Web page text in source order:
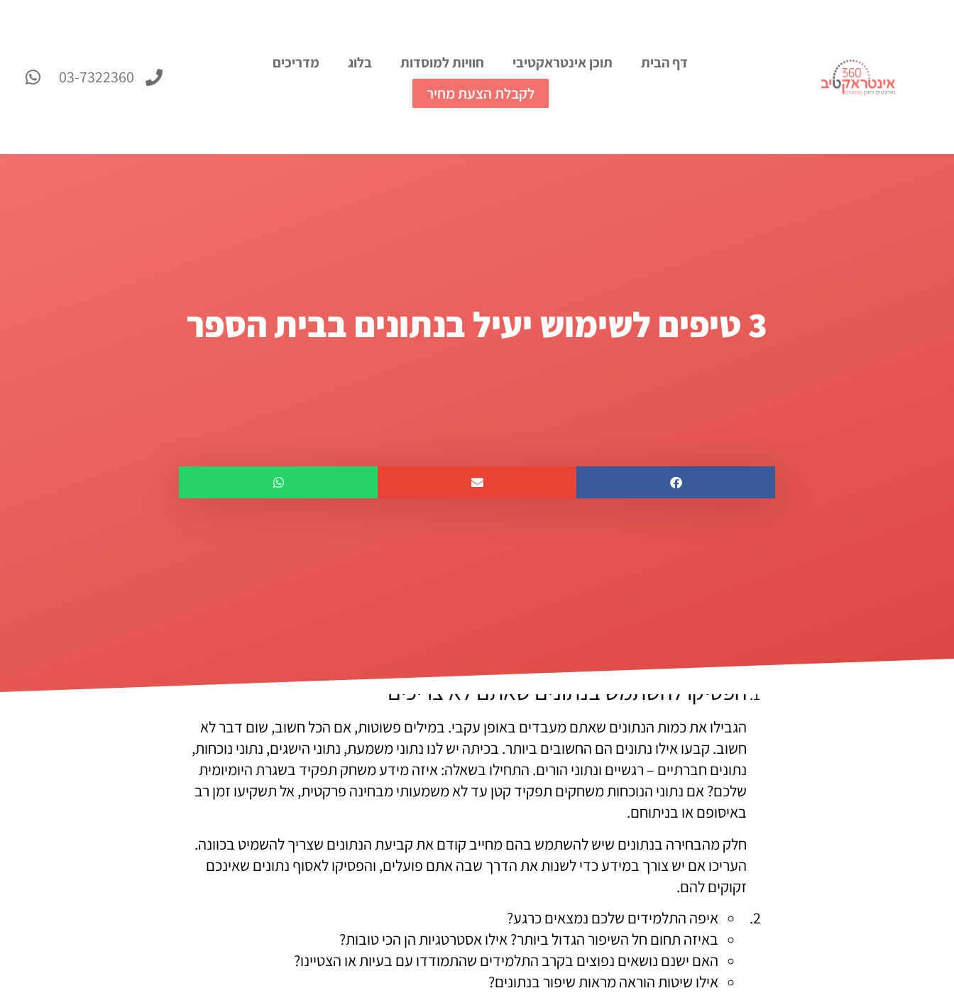
דף הבית תוכן אינטראקטיבי חוויות למוסדות בלוג מדריכים
לקבלת הצעת מחיר
03-7322360
3 טיפים לשימוש יעיל בנתונים בבית הספר
הפסיקו להשתמש בנתונים שאתם לא צריכים
הגבילו את כמות הנתונים שאתם מעבדים באופן עקבי. במילים פשוטות, אם הכל חשוב, שום דבר לא
חשוב. קבעו אילו נתונים הם החשובים ביותר. בכיתה יש לנו נתוני משמעת, נתוני הישגים, נתוני נוכחות,
נתונים חברתיים – רגשיים ונתוני הורים. התחילו בשאלה: איזה מידע משחק תפקיד בשגרת היומיומית
שלכם? אם נתוני הנוכחות משחקים תפקיד קטן עד לא משמעותי מבחינה פרקטית, אל תשקיעו זמן רב
באיסופם או בניתוחם.
חלק מהבחירה בנתונים שיש להשתמש בהם מחייב קודם את קביעת הנתונים שצריך להשמיט בכוונה.
העריכו אם יש צורך במידע כדי לשנות את הדרך שבה אתם פועלים, והפסיקו לאסוף נתונים שאינכם
זקוקים להם.
איפה התלמידים שלכם נמצאים כרגע?
באיזה תחום חל השיפור הגדול ביותר? אילו אסטרטגיות הן הכי טובות?
האם ישנם נושאים נפוצים בקרב התלמידים שהתמודדו עם בעיות או הצטיינו?
אילו שיטות הוראה מראות שיפור בנתונים?